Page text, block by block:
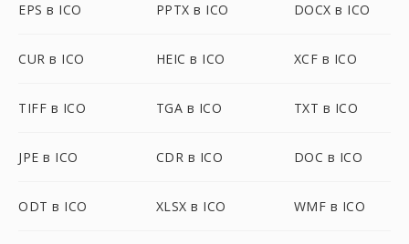
EPS в ICO PPTX в ICO DOCX в ICO
CUR в ICO HEIC в ICO XCF в ICO
TIFF в ICO TGA в ICO TXT в ICO
JPE в ICO CDR в ICO DOC в ICO
ODT в ICO XLSX в ICO WMF в ICO